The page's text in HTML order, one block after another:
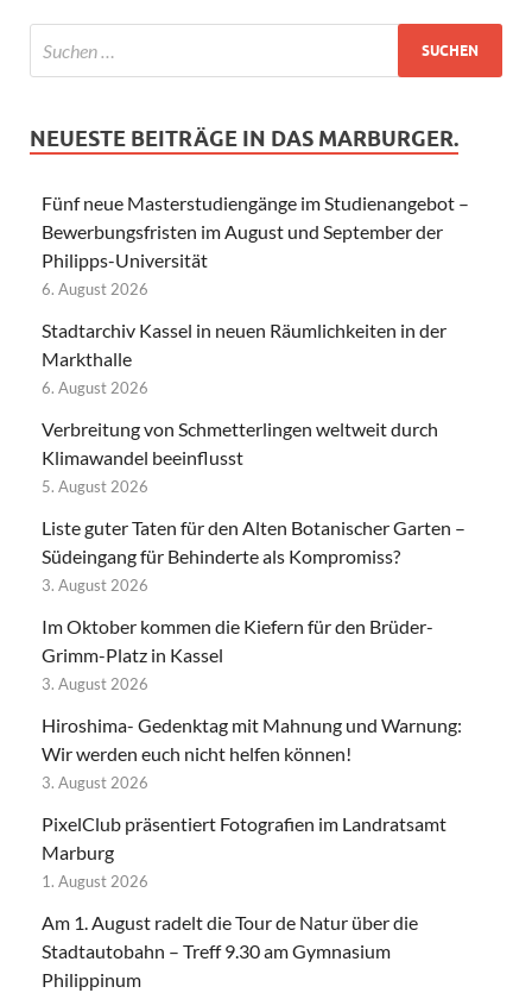
NEUESTE BEITRÄGE IN DAS MARBURGER.
Fünf neue Masterstudiengänge im Studienangebot –
Bewerbungsfristen im August und September der
Philipps-Universität
6. August 2026
Stadtarchiv Kassel in neuen Räumlichkeiten in der
Markthalle
6. August 2026
Verbreitung von Schmetterlingen weltweit durch
Klimawandel beeinflusst
5. August 2026
Liste guter Taten für den Alten Botanischer Garten –
Südeingang für Behinderte als Kompromiss?
3. August 2026
Im Oktober kommen die Kiefern für den Brüder-
Grimm-Platz in Kassel
3. August 2026
Hiroshima- Gedenktag mit Mahnung und Warnung:
Wir werden euch nicht helfen können!
3. August 2026
PixelClub präsentiert Fotografien im Landratsamt
Marburg
1. August 2026
Am 1. August radelt die Tour de Natur über die
Stadtautobahn – Treff 9.30 am Gymnasium
Philippinum